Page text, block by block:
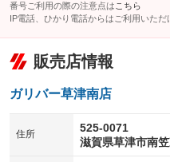
番号ご利用の際の注意点は こちら
IP電話、ひかり電話からはご利用いただ
販売店情報
ガリバー草津南店
住所
525-0071
滋賀県草津市南